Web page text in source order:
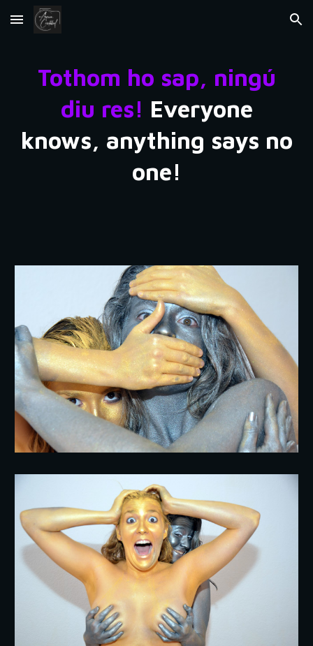
Skip to main content Skip to navigation
Tothom ho sap, ningú
diu res! Everyone
knows, anything says no
one!